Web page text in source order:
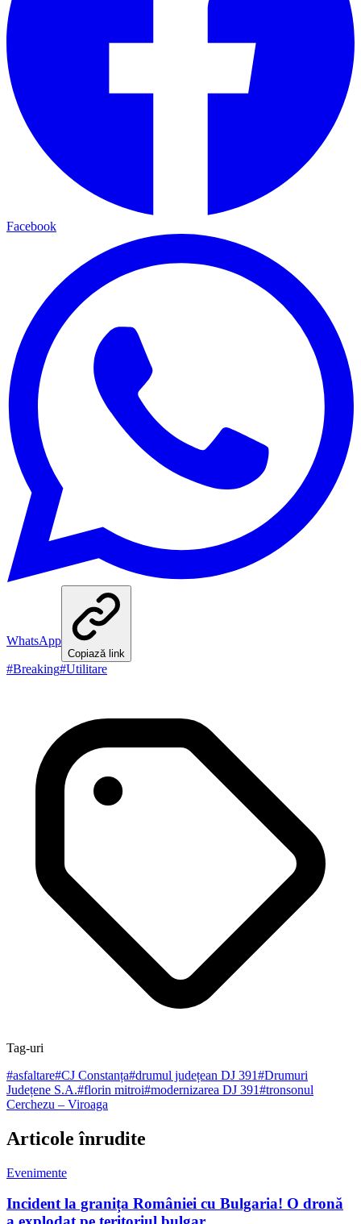
Facebook
WhatsApp
Copiază link
#Breaking#Utilitare
Tag-uri
#asfaltare#CJ Constanța#drumul județean DJ 391#Drumuri
Județene S.A.#florin mitroi#modernizarea DJ 391#tronsonul
Cerchezu – Viroaga
Articole înrudite
Evenimente
Incident la granița României cu Bulgaria! O dronă